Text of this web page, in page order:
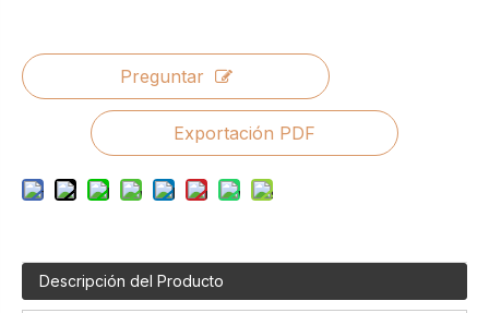
Preguntar
Exportación PDF
Descripción del Producto